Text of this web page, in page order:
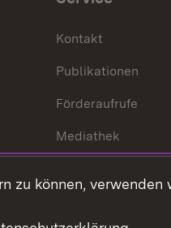
Kontakt
Publikationen
Förderaufrufe
Mediathek
zu können, verwenden